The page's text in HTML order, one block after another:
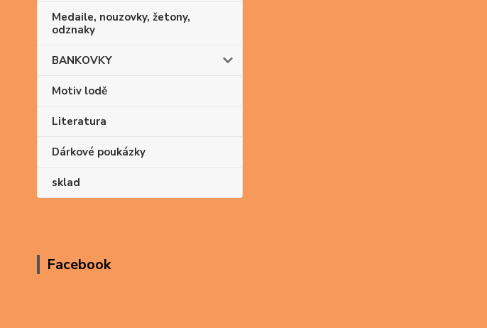
Medaile, nouzovky, žetony,
odznaky
BANKOVKY
Motiv lodě
Literatura
Dárkové poukázky
sklad
Facebook